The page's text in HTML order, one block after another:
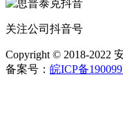
关注公司抖音号
Copyright © 2018-2022
备案号： 皖ICP备